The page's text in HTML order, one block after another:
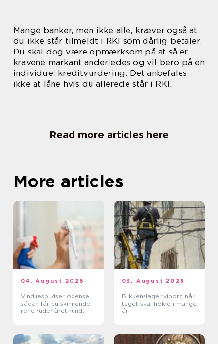
Mange banker, men ikke alle, kræver også at
du ikke står tilmeldt i RKI som dårlig betaler.
Du skal dog være opmærksom på at så er
kravene markant anderledes og vil bero på en
individuel kreditvurdering. Det anbefales
ikke at låne hvis du allerede står i RKI.
Read more articles here
More articles
04. August 2026
Vinduespudser odense
sådan får du skinnende
rene ruder året rundt
03. August 2026
Blikkenslager viborg når
taget skal holde i mange
år